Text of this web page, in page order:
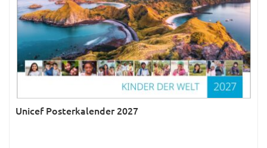
Unicef Posterkalender 2027